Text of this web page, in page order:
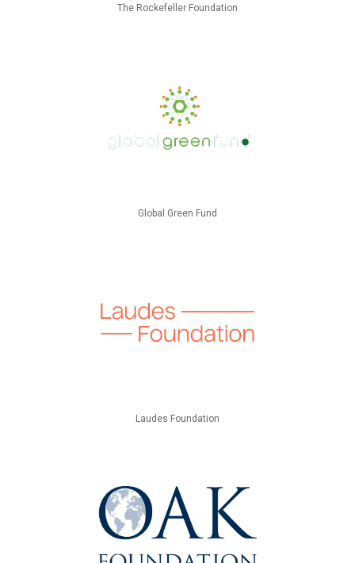
The Rockefeller Foundation
Global Green Fund
Laudes Foundation